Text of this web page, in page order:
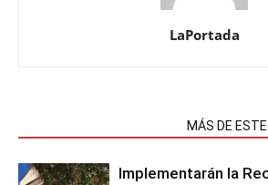
LaPortada
MÁS DE
Implementarán la